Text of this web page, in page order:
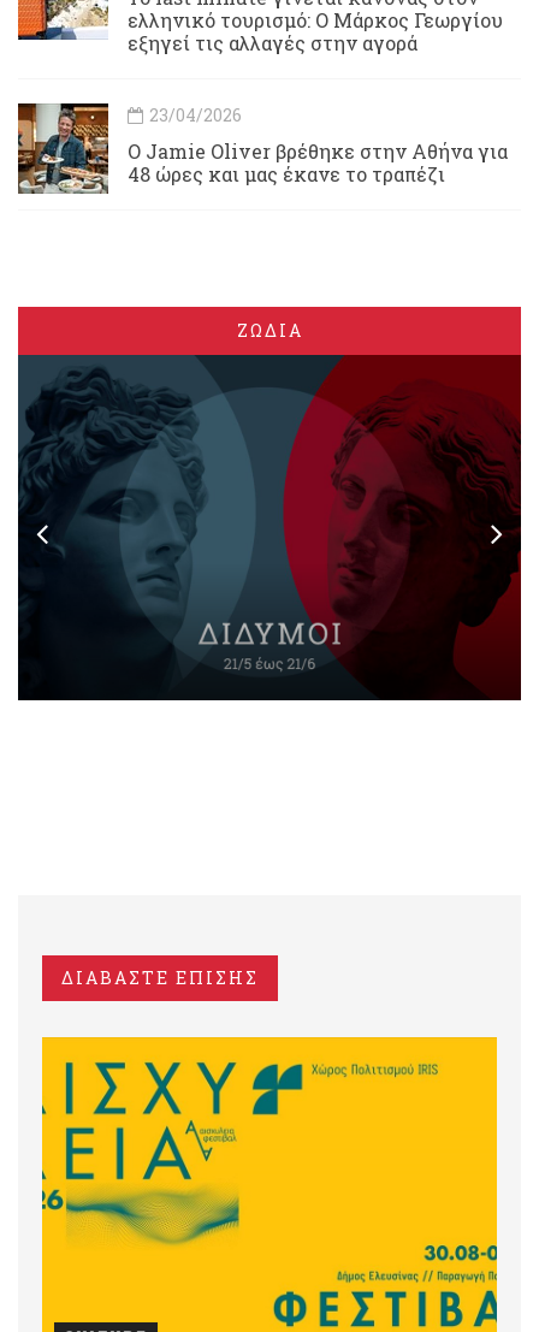
ελληνικό τουρισμό: Ο Μάρκος Γεωργίου
εξηγεί τις αλλαγές στην αγορά
23/04/2026
Ο Jamie Oliver βρέθηκε στην Αθήνα για
48 ώρες και μας έκανε το τραπέζι
ΖΩΔΙΑ
ΔΙΑΒΑΣΤΕ ΕΠΙΣΗΣ